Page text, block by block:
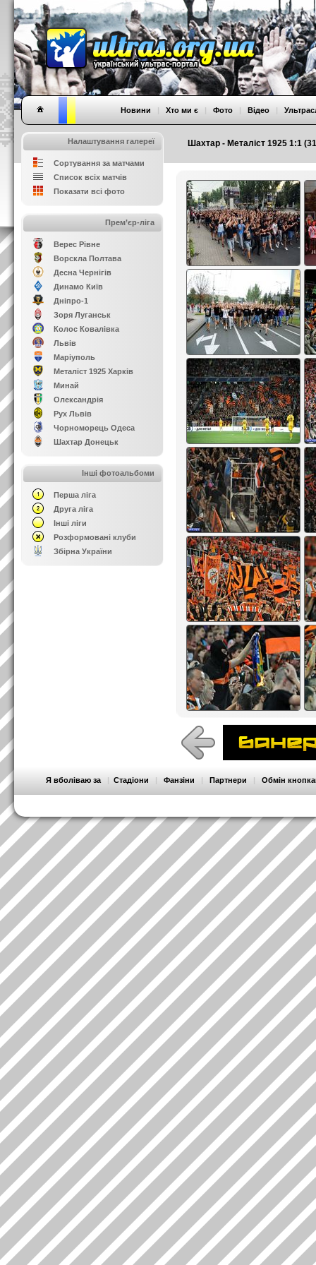
Шахтар - Металіст 1925 1:1
Новини | Хто ми є | Фото | Відео |
Налаштування галереї
Сортування за матчами
Список всіх матчів
Показати всі фото
Прем’єр-ліга
Верес Рівне
Ворскла Полтава
Десна Чернігів
Динамо Київ
Дніпро-1
Зоря Луганськ
Колос Ковалівка
Львів
Маріуполь
Металіст 1925 Харків
Минай
Олександрія
Рух Львів
Чорноморець Одеса
Шахтар Донецьк
Інші фотоальбоми
Перша ліга
Друга ліга
Інші ліги
Розформовані клуби
Збірна України
Я вболіваю за | Стадіони | Фанзіни | Партнери | Обмін